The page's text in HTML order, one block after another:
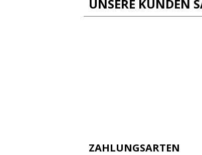
UNSERE KUNDEN
ZAHLUNGSARTEN